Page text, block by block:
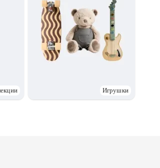
Игрушки